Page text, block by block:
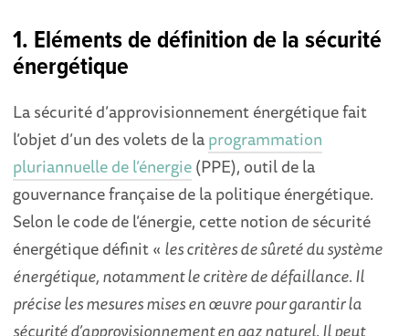
1. Eléments de définition de la sécurité
énergétique
La sécurité d’approvisionnement énergétique fait
l’objet d’un des volets de laprogrammation
pluriannuelle de l’énergie(PPE), outil de la
gouvernance française de la politique énergétique.
Selon le code de l’énergie, cette notion de sécurité
énergétique définit « les critères de sûreté du système
énergétique, notamment le critère de défaillance. Il
précise les mesures mises en œuvre pour garantir la
sécurité d’approvisionnement en gaz naturel. Il peut